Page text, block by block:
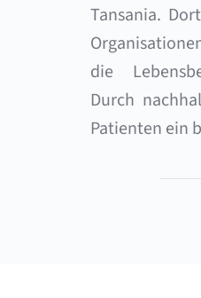
Tansania.
die
Durch
Patienten ein